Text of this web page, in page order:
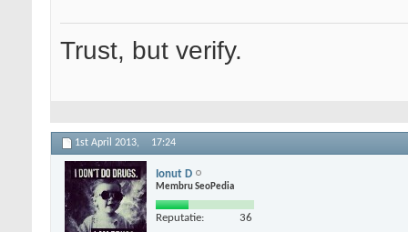
Trust, but verify.
1st April 2013, 17:24
Ionut D
Membru SeoPedia
Reputatie: 36